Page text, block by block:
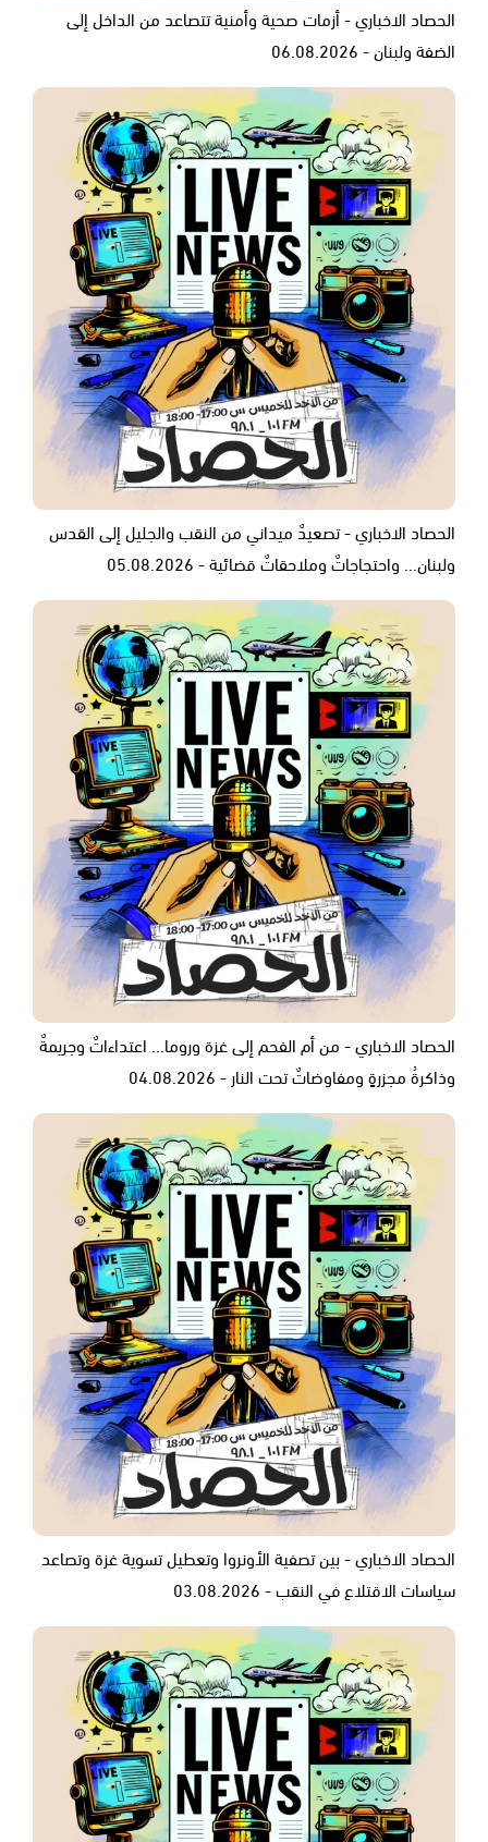
الحصاد الاخباري - أزمات صحية وأمنية تتصاعد من الداخل إلى
الضفة ولبنان - 06.08.2026
الحصاد الاخباري - تصعيدٌ ميداني من النقب والجليل إلى القدس
ولبنان... واحتجاجاتٌ وملاحقاتٌ قضائية - 05.08.2026
الحصاد الاخباري - من أم الفحم إلى غزة وروما... اعتداءاتٌ وجريمةٌ
وذاكرةُ مجزرةٍ ومفاوضاتٌ تحت النار - 04.08.2026
الحصاد الاخباري - بين تصفية الأونروا وتعطيل تسوية غزة وتصاعد
سياسات الاقتلاع في النقب - 03.08.2026